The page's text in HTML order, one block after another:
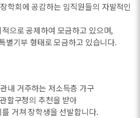
학회에 공감하는 임직원들의 자발적인
으로 공제하여 모금하고 있으며,
별기부 형태로 모금하고 있습니다.
내 거주하는 저소득층 가구
할구청의 추천을 받아
거쳐 장학생을 선발합니다.